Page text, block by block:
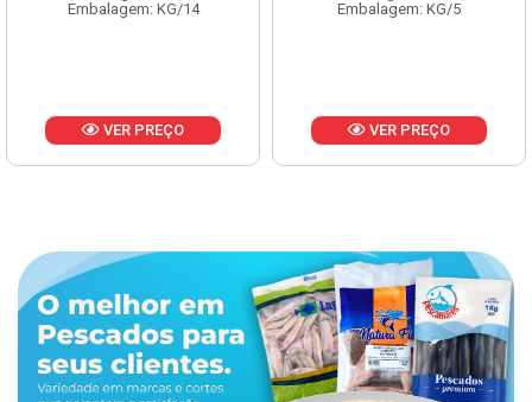
Embalagem: KG/5
VER PREÇO
Embalagem: CX/± 19,56 KG
VER PREÇO